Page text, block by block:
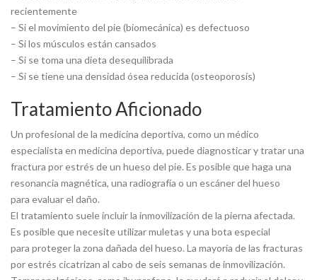
recientemente
– Si el movimiento del pie (biomecánica) es defectuoso
– Si los músculos están cansados
– Si se toma una dieta desequilibrada
– Si se tiene una densidad ósea reducida (osteoporosis)
Tratamiento Aficionado
Un profesional de la medicina deportiva, como un médico
especialista en medicina deportiva, puede diagnosticar y tratar una
fractura por estrés de un hueso del pie. Es posible que haga una
resonancia magnética, una radiografía o un escáner del hueso
para evaluar el daño.
El tratamiento suele incluir la inmovilización de la pierna afectada.
Es posible que necesite utilizar muletas y una bota especial
para proteger la zona dañada del hueso. La mayoría de las fracturas
por estrés cicatrizan al cabo de seis semanas de inmovilización.